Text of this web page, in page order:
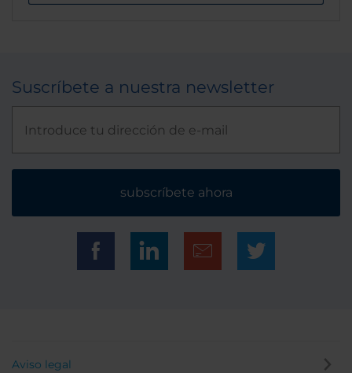
Suscríbete a nuestra newsletter
subscríbete ahora
Aviso legal